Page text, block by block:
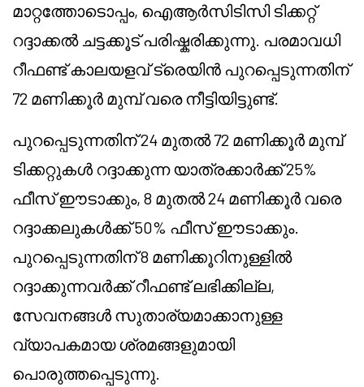
മാറ്റത്തോടൊപ്പം, ഐആർസിടിസി ടിക്കറ്റ്
റദ്ദാക്കൽ ചട്ടക്കൂട് പരിഷ്കരിക്കുന്നു. പരമാവധി
റീഫണ്ട് കാലയളവ് ട്രെയിൻ പുറപ്പെടുന്നതിന്
72 മണിക്കൂർ മുമ്പ് വരെ നീട്ടിയിട്ടുണ്ട്.
പുറപ്പെടുന്നതിന് 24 മുതൽ 72 മണിക്കൂർ മുമ്പ്
ടിക്കറ്റുകൾ റദ്ദാക്കുന്ന യാത്രക്കാർക്ക് 25%
ഫീസ് ഈടാക്കും, 8 മുതൽ 24 മണിക്കൂർ വരെ
റദ്ദാക്കലുകൾക്ക് 50% ഫീസ് ഈടാക്കും.
പുറപ്പെടുന്നതിന് 8 മണിക്കൂറിനുള്ളിൽ
റദ്ദാക്കുന്നവർക്ക് റീഫണ്ട് ലഭിക്കില്ല,
സേവനങ്ങൾ സുതാര്യമാക്കാനുള്ള
വ്യാപകമായ ശ്രമങ്ങളുമായി
പൊരുത്തപ്പെടുന്നു.